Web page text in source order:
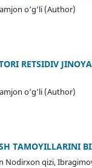
o‘g‘li (Author)
RETSIDIV
o‘g‘li (Author)
TAMOYILLARINI
Nodirxon qizi,